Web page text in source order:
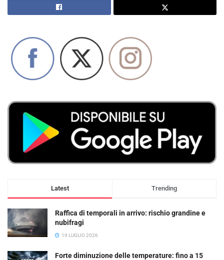
Latest Trending
Raffica di temporali in arrivo: rischio grandine e
nubifragi
19 LUGLIO 2026
Forte diminuzione delle temperature: fino a 15